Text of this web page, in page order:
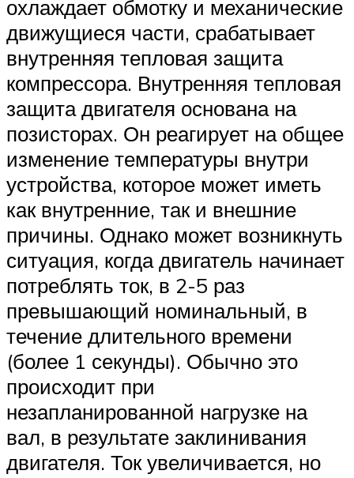
охлаждает обмотку и механические
движущиеся части, срабатывает
внутренняя тепловая защита
компрессора. Внутренняя тепловая
защита двигателя основана на
позисторах. Он реагирует на общее
изменение температуры внутри
устройства, которое может иметь
как внутренние, так и внешние
причины. Однако может возникнуть
ситуация, когда двигатель начинает
потреблять ток, в 2-5 раз
превышающий номинальный, в
течение длительного времени
(более 1 секунды). Обычно это
происходит при
незапланированной нагрузке на
вал, в результате заклинивания
двигателя. Ток увеличивается, но